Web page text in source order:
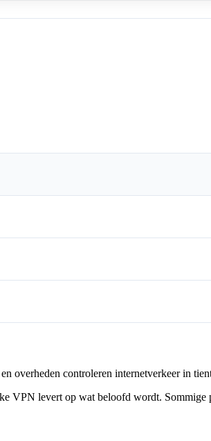
overheden controleren internetverkeer in
levert op wat beloofd wordt. Sommige